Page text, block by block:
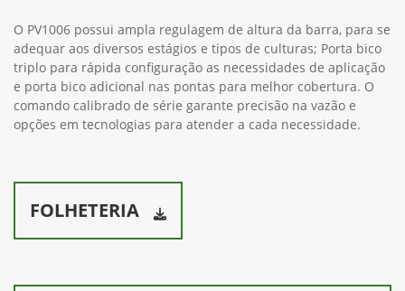
O PV1006 possui ampla regulagem de altura da barra, para se
adequar aos diversos estágios e tipos de culturas; Porta bico
triplo para rápida configuração as necessidades de aplicação
e porta bico adicional nas pontas para melhor cobertura. O
comando calibrado de série garante precisão na vazão e
opções em tecnologias para atender a cada necessidade.
FOLHETERIA